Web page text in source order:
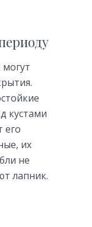
кустами
его
их
не
лапник.